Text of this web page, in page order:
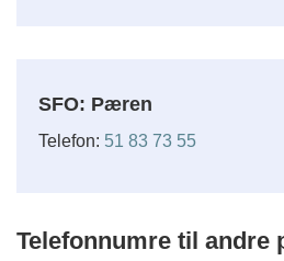
SFO: Pæren
Telefon: 51 83 73 55
Telefonnumre til andre